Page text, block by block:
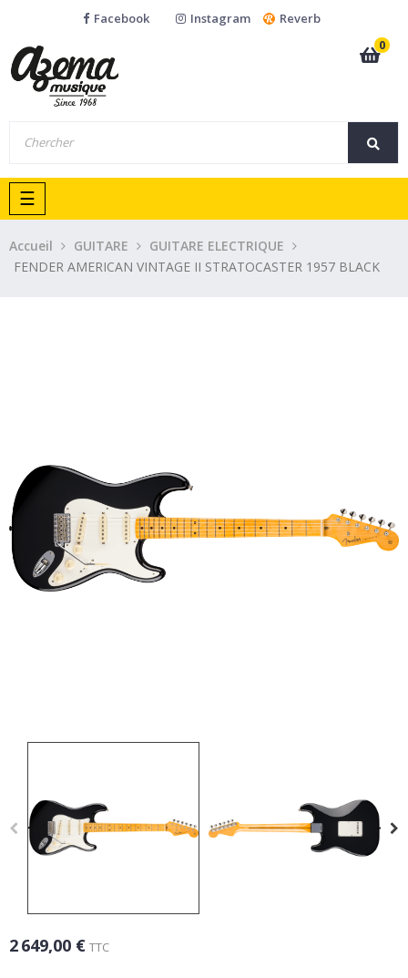
Facebook Instagram
Reverb
0
Basculer
la
navigation
☰
Accueil GUITARE
GUITARE ELECTRIQUE
FENDER AMERICAN VINTAGE II STRATOCASTER 1957 BLACK
2 649,00 € TTC